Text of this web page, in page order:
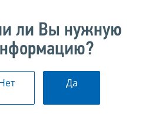
ли Вы нужную
Да